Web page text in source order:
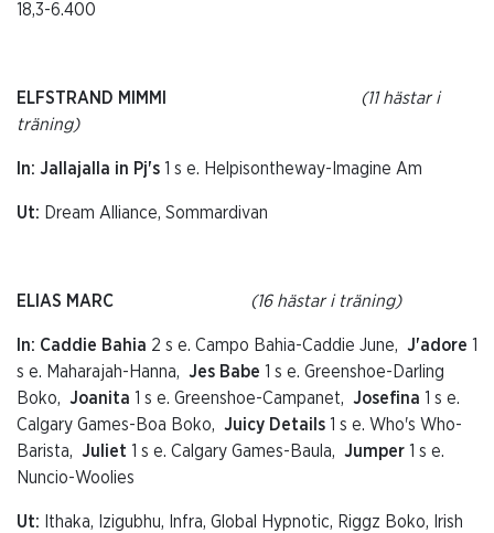
18,3-6.400
ELFSTRAND MIMMI
(11 hästar i
träning)
In: Jallajalla in Pj's 1 s e. Helpisontheway-Imagine Am
Ut: Dream Alliance, Sommardivan
ELIAS MARC (16 hästar i träning)
In: Caddie Bahia 2 s e. Campo Bahia-Caddie June, J'adore 1
s e. Maharajah-Hanna, Jes Babe 1 s e. Greenshoe-Darling
Boko, Joanita 1 s e. Greenshoe-Campanet, Josefina 1 s e.
Calgary Games-Boa Boko, Juicy Details 1 s e. Who's Who-
Barista, Juliet 1 s e. Calgary Games-Baula, Jumper 1 s e.
Nuncio-Woolies
Ut:
Ithaka, Izigubhu, Infra, Global Hypnotic, Riggz Boko, Irish